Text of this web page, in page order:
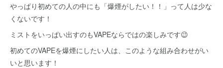
やっぱり初めての人の中にも「爆煙がしたい！！」って人は少な
くないです！
ミストをいっぱい出すのもVAPEならではの楽しみです😉
初めてのVAPEを爆煙にしたい人は、このような組み合わせがい
いと思います！